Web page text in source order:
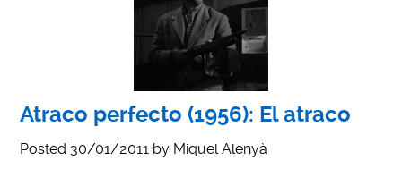
Atraco perfecto (1956): El atraco
Posted 30/01/2011 by Miquel Alenyà